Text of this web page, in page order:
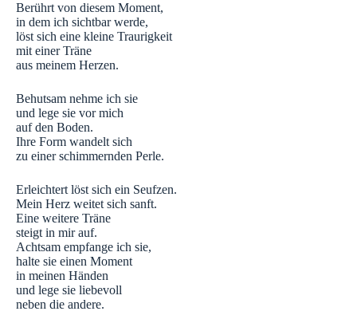
Berührt von diesem Moment,
in dem ich sichtbar werde,
löst sich eine kleine Traurigkeit
mit einer Träne
aus meinem Herzen.
Behutsam nehme ich sie
und lege sie vor mich
auf den Boden.
Ihre Form wandelt sich
zu einer schimmernden Perle.
Erleichtert löst sich ein Seufzen.
Mein Herz weitet sich sanft.
Eine weitere Träne
steigt in mir auf.
Achtsam empfange ich sie,
halte sie einen Moment
in meinen Händen
und lege sie liebevoll
neben die andere.